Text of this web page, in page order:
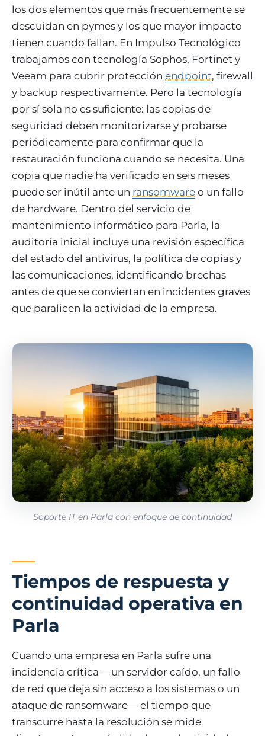
los dos elementos que más frecuentemente se
descuidan en pymes y los que mayor impacto
tienen cuando fallan. En Impulso Tecnológico
trabajamos con tecnología Sophos, Fortinet y
Veeam para cubrir protección endpoint, firewall
y backup respectivamente. Pero la tecnología
por sí sola no es suficiente: las copias de
seguridad deben monitorizarse y probarse
periódicamente para confirmar que la
restauración funciona cuando se necesita. Una
copia que nadie ha verificado en seis meses
puede ser inútil ante un ransomware o un fallo
de hardware. Dentro del servicio de
mantenimiento informático para Parla, la
auditoría inicial incluye una revisión específica
del estado del antivirus, la política de copias y
las comunicaciones, identificando brechas
antes de que se conviertan en incidentes graves
que paralicen la actividad de la empresa.
Soporte IT en Parla con enfoque de continuidad
Tiempos de respuesta y
continuidad operativa en
Parla
Cuando una empresa en Parla sufre una
incidencia crítica —un servidor caído, un fallo
de red que deja sin acceso a los sistemas o un
ataque de ransomware— el tiempo que
transcurre hasta la resolución se mide